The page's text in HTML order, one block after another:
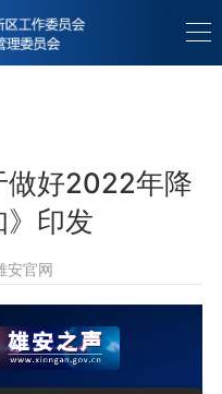
做好2022年降
》印发
安官网